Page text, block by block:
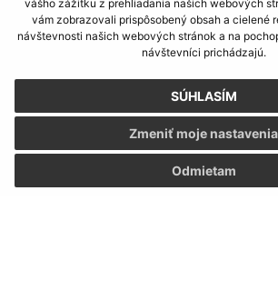
vášho zážitku z prehliadania našich webových
vám zobrazovali prispôsobený obsah a cielené
návštevnosti našich webových stránok a na
návštevníci prichádzajú.
SÚHLASÍM
Odmietam
Zmeniť moje nastavenia
Informácie o stránke: